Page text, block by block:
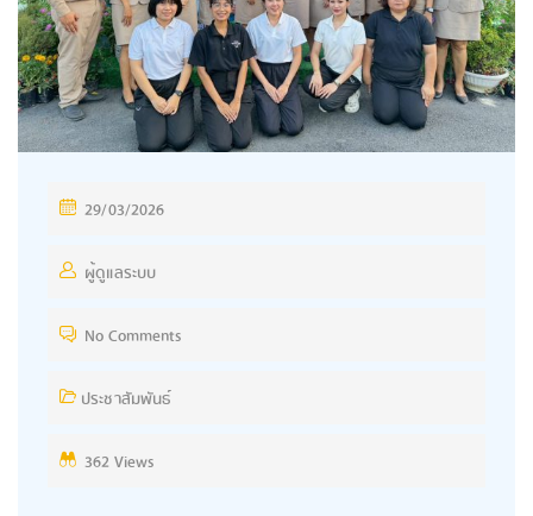
29/03/2026
ผู้ดูแลระบบ
No Comments
ประชาสัมพันธ์
362 Views